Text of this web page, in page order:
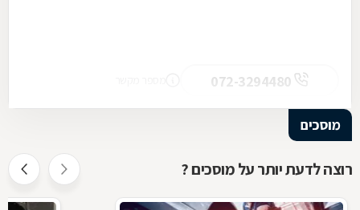
מוסכים
רוצה לדעת יותר על מוסכים ?